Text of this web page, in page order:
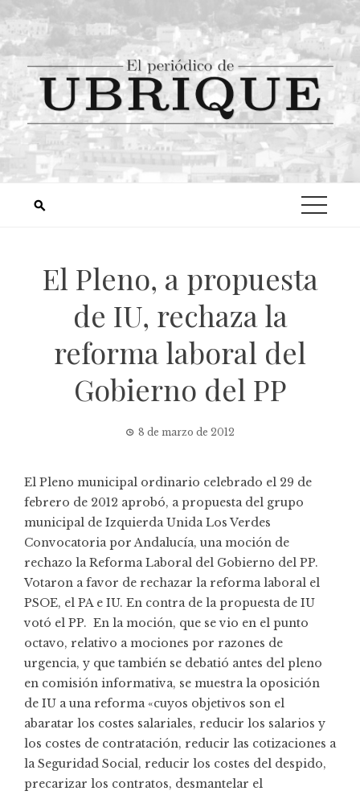
El Pleno, a propuesta
de IU, rechaza la
reforma laboral del
Gobierno del PP
8 de marzo de 2012
El Pleno municipal ordinario celebrado el 29 de
febrero de 2012 aprobó, a propuesta del grupo
municipal de Izquierda Unida Los Verdes
Convocatoria por Andalucía, una moción de
rechazo la Reforma Laboral del Gobierno del PP.
Votaron a favor de rechazar la reforma laboral el
PSOE, el PA e IU. En contra de la propuesta de IU
votó el PP. En la moción, que se vio en el punto
octavo, relativo a mociones por razones de
urgencia, y que también se debatió antes del pleno
en comisión informativa, se muestra la oposición
de IU a una reforma «cuyos objetivos son el
abaratar los costes salariales, reducir los salarios y
los costes de contratación, reducir las cotizaciones a
la Seguridad Social, reducir los costes del despido,
precarizar los contratos, desmantelar el